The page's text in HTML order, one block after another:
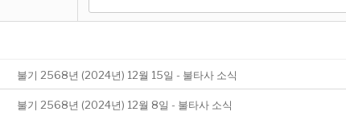
불기 2568년 (2024년) 12월 15일 - 불타사 소식
불기 2568년 (2024년) 12월 8일 - 불타사 소식